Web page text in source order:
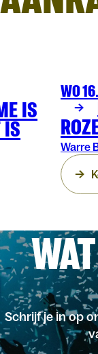
IS
IS
THEATER
WO
Warre
Schrijf je in op